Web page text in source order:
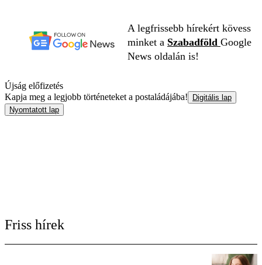
A legfrissebb hírekért kövess
minket a Szabadföld Google
News oldalán is!
Újság előfizetés
Kapja meg a legjobb történeteket a postaládájába!
Digitális lap
Nyomtatott lap
Friss hírek